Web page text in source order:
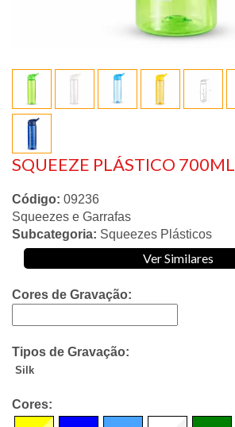
SQUEEZE PLÁSTICO 700ML
Código: 09236
Squeezes e Garrafas
Subcategoria: Squeezes Plásticos
Ver Similares
Cores de Gravação:
Tipos de Gravação:
Silk
Cores: